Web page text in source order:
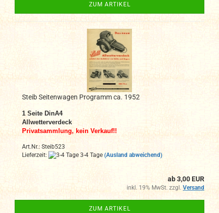
ZUM ARTIKEL
Steib Seitenwagen Programm ca. 1952
1 Seite DinA4
Allwetterverdeck
Privatsammlung, kein Verkauf!!
Art.Nr.: Steib523
Lieferzeit:
3-4 Tage (Ausland abweichend)
ab 3,00 EUR
inkl. 19% MwSt. zzgl. Versand
ZUM ARTIKEL